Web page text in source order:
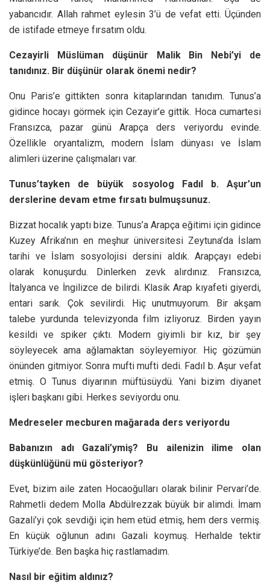
yabancıdır. Allah rahmet eylesin 3’ü de vefat etti. Üçünden
de istifade etmeye fırsatım oldu.
Cezayirli Müslüman düşünür Malik Bin Nebi’yi de
tanıdınız. Bir düşünür olarak önemi nedir?
Onu Paris’e gittikten sonra kitaplarından tanıdım. Tunus’a
gidince hocayı görmek için Cezayir’e gittik. Hoca cumartesi
Fransızca, pazar günü Arapça ders veriyordu evinde.
Özellikle oryantalizm, modern İslam dünyası ve İslam
alimleri üzerine çalışmaları var.
Tunus’tayken de büyük sosyolog Fadıl b. Aşur’un
derslerine devam etme fırsatı bulmuşsunuz.
Bizzat hocalık yaptı bize. Tunus’a Arapça eğitimi için gidince
Kuzey Afrika’nın en meşhur üniversitesi Zeytuna’da İslam
tarihi ve İslam sosyolojisi dersini aldık. Arapçayı edebi
olarak konuşurdu. Dinlerken zevk alırdınız. Fransızca,
İtalyanca ve İngilizce de bilirdi. Klasik Arap kıyafeti giyerdi,
entari sarık. Çok sevilirdi. Hiç unutmuyorum. Bir akşam
talebe yurdunda televizyonda film izliyoruz. Birden yayın
kesildi ve spiker çıktı. Modern giyimli bir kız, bir şey
söyleyecek ama ağlamaktan söyleyemiyor. Hiç gözümün
önünden gitmiyor. Sonra mufti mufti dedi. Fadıl b. Aşur vefat
etmiş. O Tunus diyarının müftüsüydü. Yani bizim diyanet
işleri başkanı gibi. Herkes seviyordu onu.
Medreseler mecburen mağarada ders veriyordu
Babanızın adı Gazali’ymiş? Bu ailenizin ilime olan
düşkünlüğünü mü gösteriyor?
Evet, bizim aile zaten Hocaoğulları olarak bilinir Pervari’de.
Rahmetli dedem Molla Abdülrezzak büyük bir alimdi. İmam
Gazali’yi çok sevdiği için hem etüd etmiş, hem ders vermiş.
En küçük oğlunun adını Gazali koymuş. Herhalde tektir
Türkiye’de. Ben başka hiç rastlamadım.
Nasıl bir eğitim aldınız?